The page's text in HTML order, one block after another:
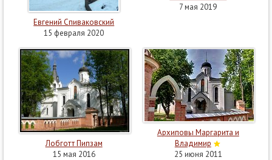
Евгений Спиваковский
15 февраля 2020
7 мая 2019
Лобготт Пипзам
15 мая 2016
Архиповы Маргарита и
Владимир
25 июня 2011